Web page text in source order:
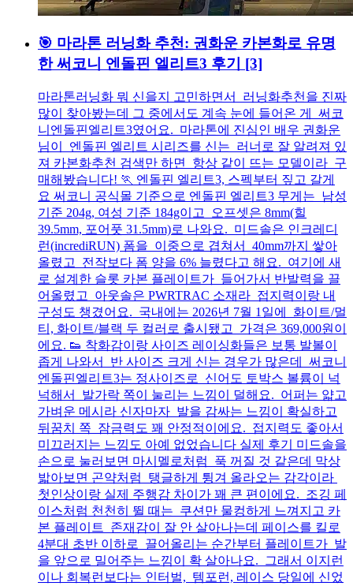
🎯 마라톤 러닝화 추천: 권화운 카본화로 유명
한 써코니 엔돌핀 엘리트3 후기 [3]
마라톤러닝화 뭐 신을지 고민하면서 러닝화추천을 진짜
많이 찾아봤는데 그 중에서도 계속 눈에 들어온 게 써코
니엔돌핀엘리트3였어요. 마라톤에 진심인 배우 권화운
님이 엔돌핀 엘리트 시리즈를 신는 러너로 잘 알려져 있
져 카본화추천 검색만 하면 항상 같이 뜨는 모델이라 구
매해봤습니다! 🏃 엔돌핀 엘리트3, 스펙부터 짚고 갈게
요 써코니 공식몰 기준으로 엔돌핀 엘리트3 무게는 남성
기준 204g, 여성 기준 184g이고 오프셋은 8mm(힐
39.5mm, 포어풋 31.5mm)로 나와요. 미드솔은 인크레디
런(incrediRUN) 폼을 이중으로 겹쳐서 40mm까지 쌓아
올렸고 전작보다 폼 양을 6% 늘렸다고 해요. 여기에 새
로 설계한 슬롯 카본 플레이트가 들어가서 반발력을 끌
어올렸고 아웃솔은 PWRTRAC 소재라 접지력이랑 내
구성도 챙겼어요. 국내에는 2026년 7월 1일에 화이트/멀
티, 화이트/블랙 두 컬러로 출시됐고 가격은 369,000원이
에요. 👟 착화감이랑 사이즈 레이싱화들은 보통 발볼이
좁게 나와서 반 사이즈 크게 신는 경우가 많은데 써코니
엔돌핀엘리트3는 정사이즈로 신어도 토박스 볼륨이 넉
넉해서 발가락 쪽이 눌리는 느낌이 덜해요. 어퍼는 얇고
가벼운 메시라 신자마자 발을 감싸는 느낌이 확실하고
뒤꿈치 쪽 잠금력도 꽤 안정적이에요. 접지력도 좋아서
미끄러지는 느낌도 아예 없었습니다 실제 후기 미드솔을
손으로 눌러보면 마시멜로처럼 푹 꺼질 것 같은데 막상
밟아보면 곤약처럼 탱글하게 튕겨 올라오는 감각이라
첫인상이랑 실제 주행감 차이가 꽤 큰 편이에요. 조깅 페
이스처럼 천천히 뛸 때는 쿠션만 물컹하게 느껴지고 카
본 플레이트 존재감이 잘 안 살아나는데 페이스를 킬로
4분대 초반 이하로 끌어올리는 순간부터 플레이트가 발
을 앞으로 밀어주는 느낌이 확 살아나요. 그래서 이지런
이나 회복런보다는 인터벌, 템포런, 레이스 당일에 신었